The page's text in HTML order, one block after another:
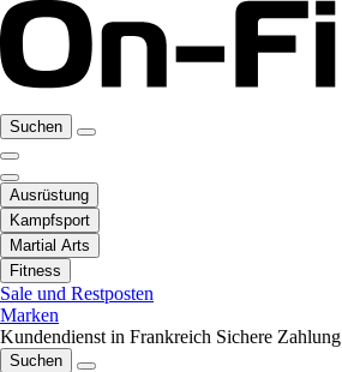
Suchen
Ausrüstung
Kampfsport
Martial Arts
Fitness
Sale und Restposten
Marken
Kundendienst in Frankreich Sichere Zahlung
Suchen